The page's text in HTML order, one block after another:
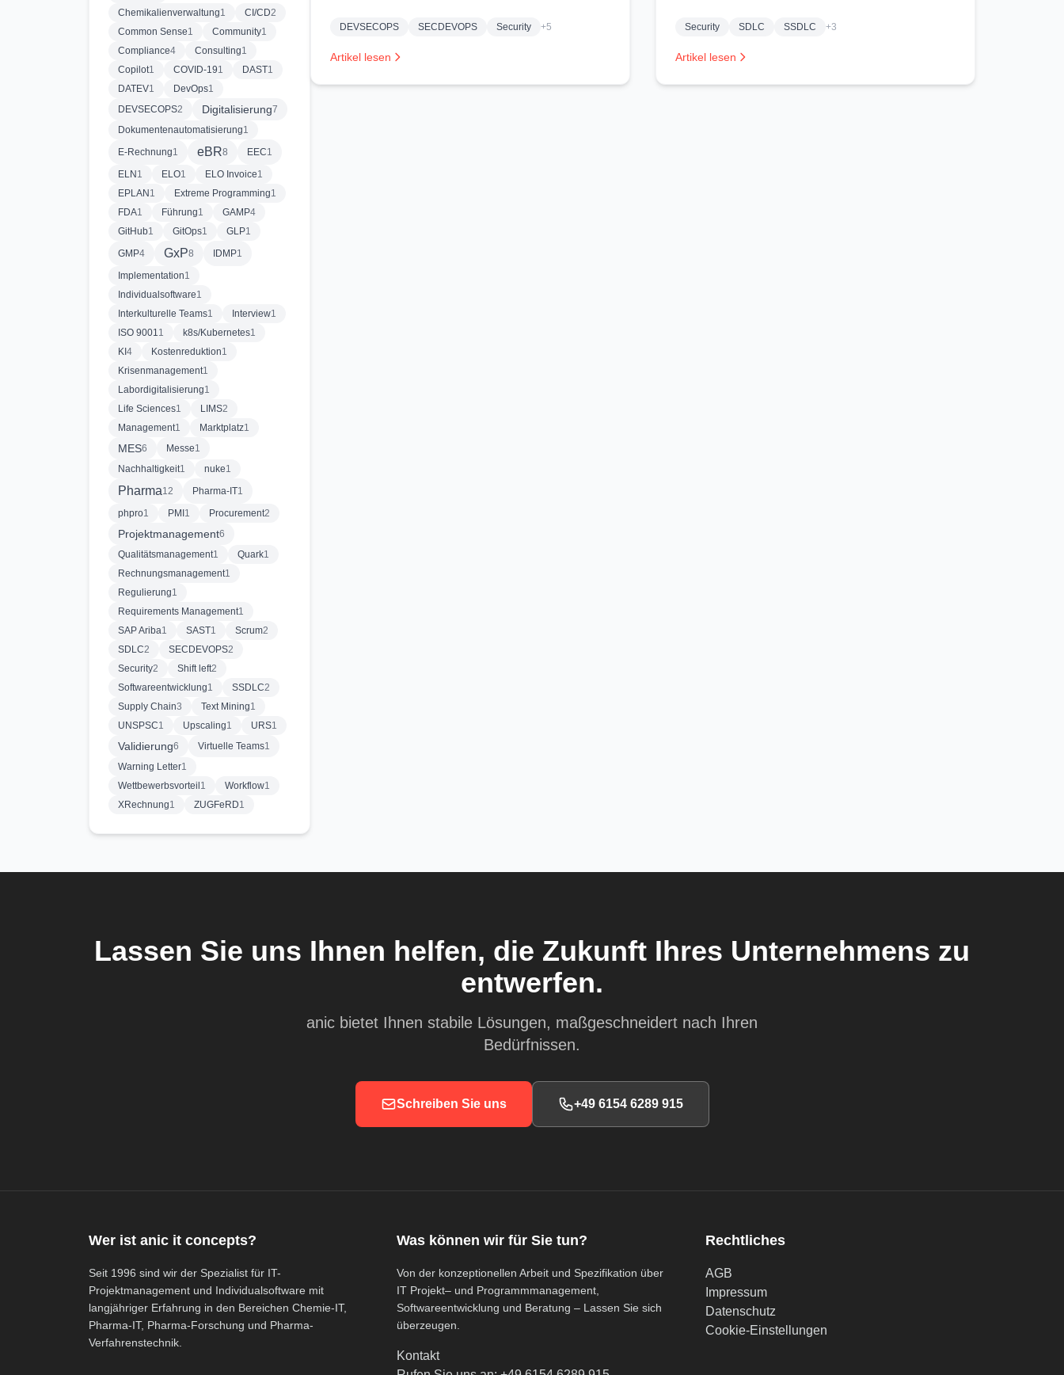
Chemikalienverwaltung1 CI/CD2
Common Sense1 Community1
Compliance4 Consulting1
Copilot1 COVID-191 DAST1
DATEV1 DevOps1
DEVSECOPS2 Digitalisierung7
Dokumentenautomatisierung1
E-Rechnung1 eBR8 EEC1
ELN 1 ELO1 ELO Invoice1
EPLAN 1 Extreme Programming1
FDA1 Führung1 GAMP4
GitHub1 GitOps1 GLP1
GMP4 GxP8 IDMP1
Implementation1
Individualsoftware1
Interkulturelle Teams1 Interview1
ISO 90011 k8s/Kubernetes1
KI 4 Kostenreduktion1
Krisenmanagement1
Labordigitalisierung1
Life Sciences1 LIMS2
Management1 Marktplatz1
MES6 Messe1
Nachhaltigkeit1 nuke1
Pharma12 Pharma-IT1
phpro1 PMI 1 Procurement2
Projektmanagement6
Qualitätsmanagement1 Quark1
Rechnungsmanagement1
Regulierung1
Requirements Management1
SAP Ariba1 SAST1 Scrum2
SDLC2 SECDEVOPS2
Security2 Shift left2
Softwareentwicklung1 SSDLC2
Supply Chain3 Text Mining1
UNSPSC1 Upscaling1 URS1
Validierung6 Virtuelle Teams1
Warning Letter1
Wettbewerbsvorteil 1 Workflow1
XRechnung1 ZUGFeRD1
DEVSECOPS SECDEVOPS Security +5
Artikel lesen
Security SDLC SSDLC +3
Artikel lesen
Lassen Sie uns Ihnen helfen, die Zukunft Ihres Unternehmens zu
entwerfen.
anic bietet Ihnen stabile Lösungen, maßgeschneidert nach Ihren
Bedürfnissen.
Schreiben Sie uns +49 6154 6289 915
Wer ist anic it concepts?
Seit 1996 sind wir der Spezialist für IT-
Projektmanagement und Individualsoftware mit
langjähriger Erfahrung in den Bereichen Chemie-IT,
Pharma-IT, Pharma-Forschung und Pharma-
Verfahrenstechnik.
Was können wir für Sie tun?
Von der konzeptionellen Arbeit und Spezifikation über
IT Projekt– und Programmmanagement,
Softwareentwicklung und Beratung – Lassen Sie sich
überzeugen.
Kontakt
Rechtliches
AGB
Impressum
Datenschutz
Cookie-Einstellungen